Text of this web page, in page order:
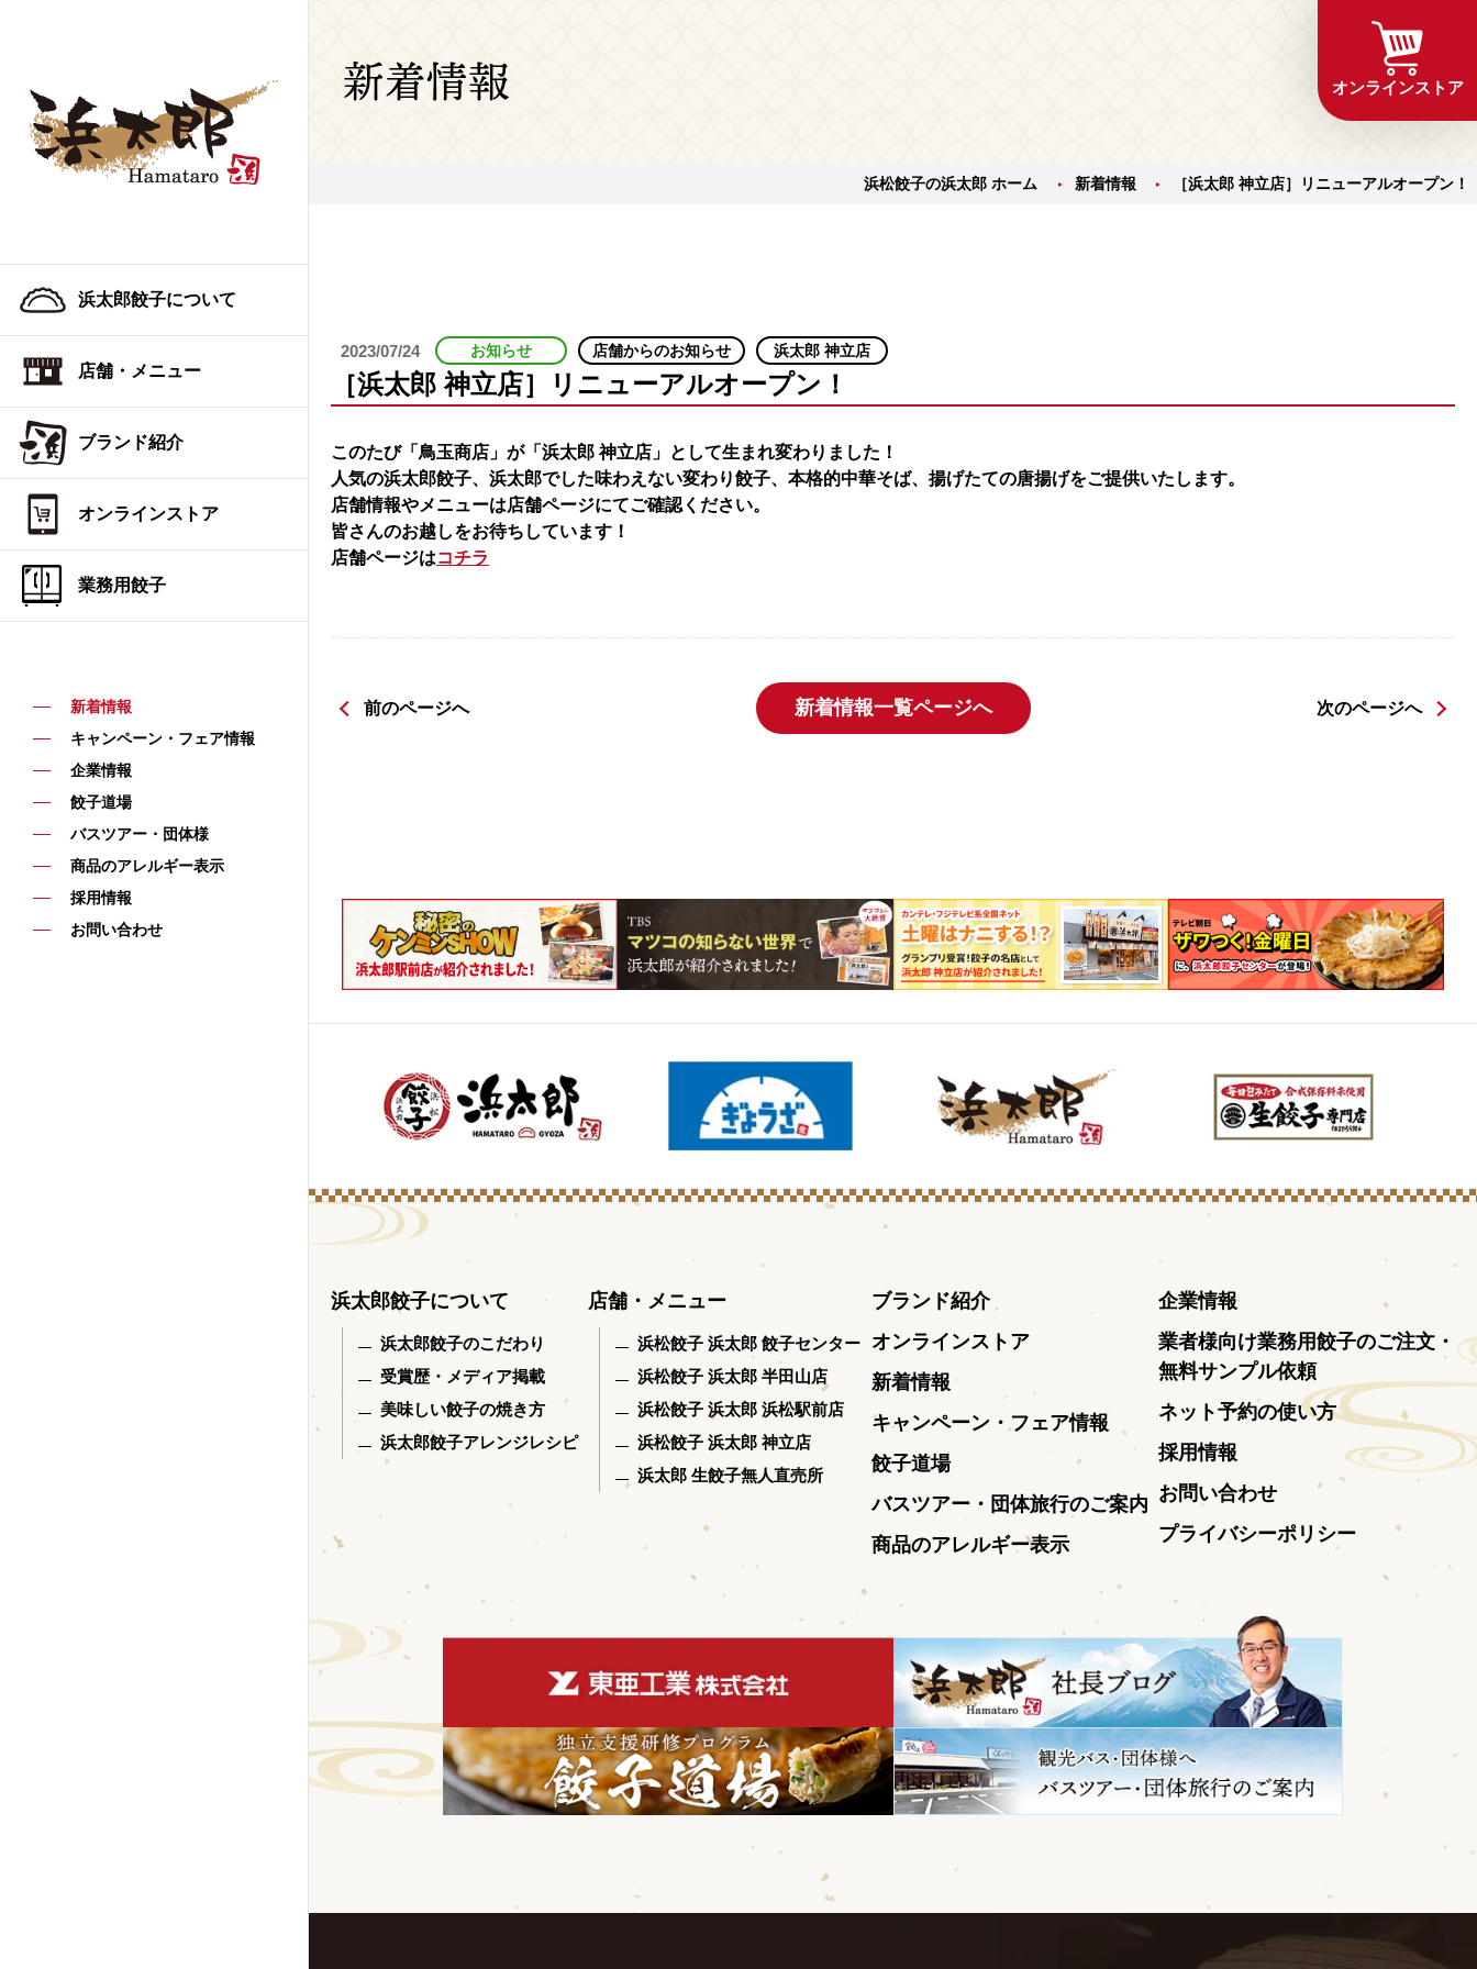
浜太郎餃子について
店舗・メニュー
ブランド紹介
オンラインストア
業務用餃子
新着情報
キャンペーン・フェア情報
企業情報
餃子道場
バスツアー・団体様
商品のアレルギー表示
採用情報
お問い合わせ
オンラインストア
新着情報
浜松餃子の浜太郎 ホーム 新着情報 ［浜太郎 神立店］リニューアルオープン！
2023/07/24 お知らせ 店舗からのお知らせ 浜太郎 神立店
［浜太郎 神立店］リニューアルオープン！
このたび「鳥玉商店」が「浜太郎 神立店」として生まれ変わりました！
人気の浜太郎餃子、浜太郎でした味わえない変わり餃子、本格的中華そば、揚げたての唐揚げをご提供いたします。
店舗情報やメニューは店舗ページにてご確認ください。
皆さんのお越しをお待ちしています！
店舗ページはコチラ
前のページへ 新着情報一覧ページへ 次のページへ
浜太郎餃子について
浜太郎餃子のこだわり
受賞歴・メディア掲載
美味しい餃子の焼き方
浜太郎餃子アレンジレシピ
店舗・メニュー
浜松餃子 浜太郎 餃子センター
浜松餃子 浜太郎 半田山店
浜松餃子 浜太郎 浜松駅前店
浜松餃子 浜太郎 神立店
浜太郎 生餃子無人直売所
ブランド紹介
オンラインストア
新着情報
キャンペーン・フェア情報
餃子道場
バスツアー・団体旅行のご案内
商品のアレルギー表示
企業情報
業者様向け業務用餃子のご注文・
無料サンプル依頼
ネット予約の使い方
採用情報
お問い合わせ
プライバシーポリシー